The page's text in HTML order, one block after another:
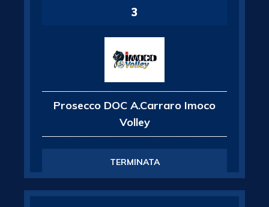
3
Prosecco DOC A.Carraro Imoco
Volley
TERMINATA